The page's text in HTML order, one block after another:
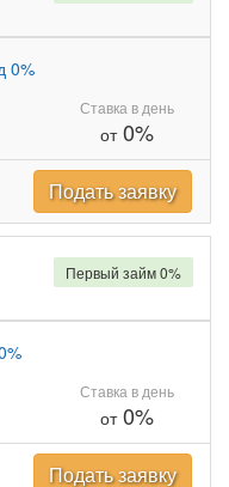
0%
Ставка в день
от0%
Подать заявку
Ставка в день
от0%
Первый займ 0%
Подать заявку